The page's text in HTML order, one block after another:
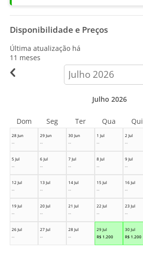
Disponibilidade e Preços
Última atualização há
11 meses
calendar-
month
28 Jun
--
29 Jun
--
30 Jun
--
1 Jul
--
2 Jul
--
5 Jul
--
6 Jul
--
7 Jul
--
8 Jul
--
9 Jul
--
12 Jul
--
13 Jul
--
14 Jul
--
15 Jul
--
16 Jul
--
19 Jul
--
20 Jul
--
21 Jul
--
22 Jul
--
23 Jul
--
26 Jul
--
27 Jul
--
28 Jul
--
29 Jul
R$ 1.200
30 Jul
R$ 1.200
Julho 2026
Dom Seg Ter Qua Qui